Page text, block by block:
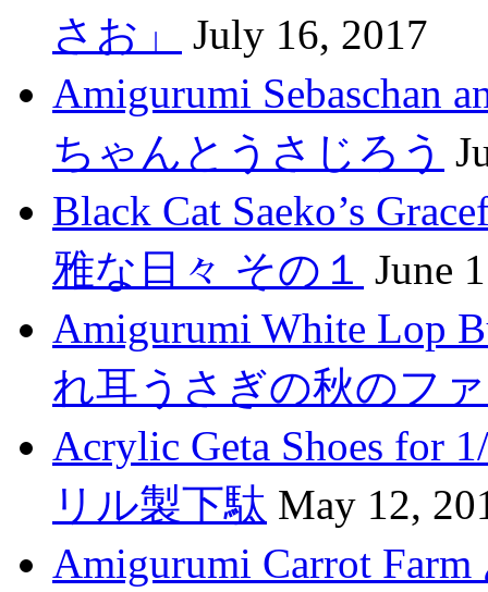
さお」
July 16, 2017
Amigurumi Sebaschan
ちゃんとうさじろう
Black Cat Saeko’s
雅な日々 その１ June
Amigurumi White Lop
れ耳うさぎの秋のフ
Acrylic Geta Shoes for
リル製下駄 May 12,
Amigurumi Carrot